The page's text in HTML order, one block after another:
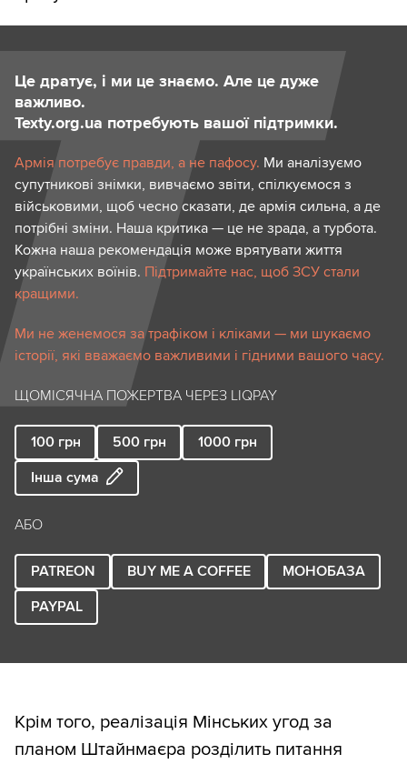
Це дратує, і ми це знаємо. Але це дуже
важливо.
Texty.org.ua потребують вашої підтримки.
Армія потребує правди, а не пафосу. Ми аналізуємо
супутникові знімки, вивчаємо звіти, спілкуємося з
військовими, щоб чесно сказати, де армія сильна, а де
потрібні зміни. Наша критика — це не зрада, а турбота.
Кожна наша рекомендація може врятувати життя
українських воїнів. Підтримайте нас, щоб ЗСУ стали
кращими.
Ми не женемося за трафіком і кліками — ми шукаємо
історії, які вважаємо важливими і гідними вашого часу.
ЩОМІСЯЧНА ПОЖЕРТВА ЧЕРЕЗ LIQPAY
100 грн 500 грн 1000 грн
Інша сума
АБО
PATREON BUY ME A COFFEE
МОНОБАЗА
PAYPAL
Крім того, реалізація Мінських угод за
планом Штайнмаєра розділить питання